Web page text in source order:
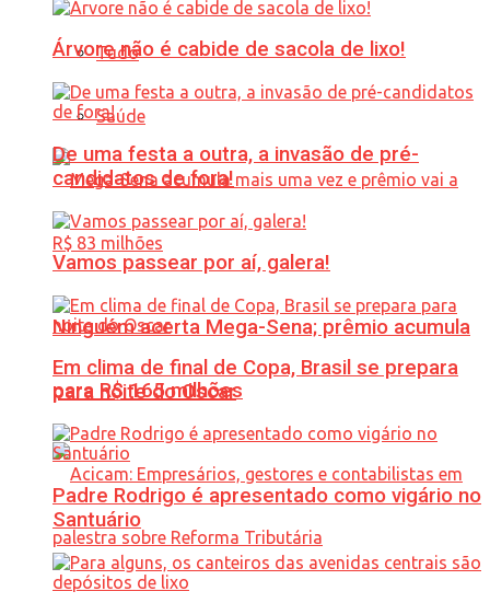
Tudo
Saúde
Ninguém acerta Mega-Sena; prêmio acumula
para R$ 165 milhões
Árvore não é cabide de sacola de lixo!
De uma festa a outra, a invasão de pré-
candidatos de fora!
Vamos passear por aí, galera!
Em clima de final de Copa, Brasil se prepara
para noite do Oscar
Padre Rodrigo é apresentado como vigário no
Santuário